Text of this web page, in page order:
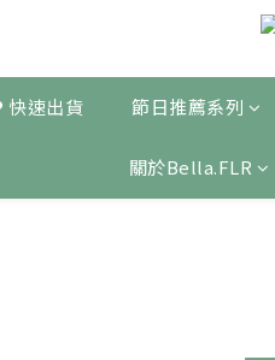
速出貨 節日推薦系列
關於Bella.FLR